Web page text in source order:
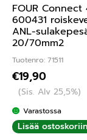
FOUR Connect
600431
ANL-
20/70mm2
Tuotenro: 71511
€19,90
(Sis. Alv 25,5%)
Varastossa
Lisää ostoskoriin